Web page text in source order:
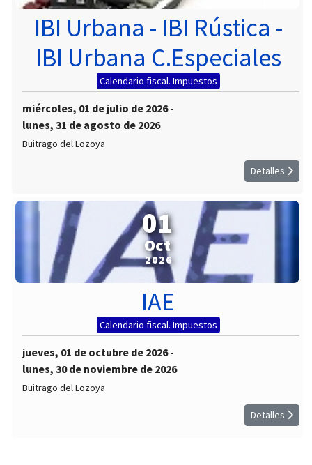
IBI Urbana - IBI Rústica -
IBI Urbana C.Especiales
Calendario fiscal. Impuestos
miércoles, 01 de julio de 2026-
lunes, 31 de agosto de 2026
Buitrago del Lozoya
Detalles
01
Oct
2026
IAE
Calendario fiscal. Impuestos
jueves, 01 de octubre de 2026-
lunes, 30 de noviembre de 2026
Buitrago del Lozoya
Detalles